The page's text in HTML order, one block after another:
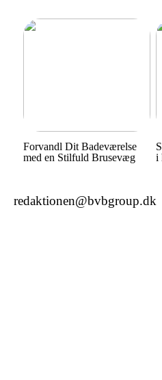
Forvandl Dit Badeværelse
med en Stilfuld Brusevæg
i
redaktionen@bvbgroup.dk